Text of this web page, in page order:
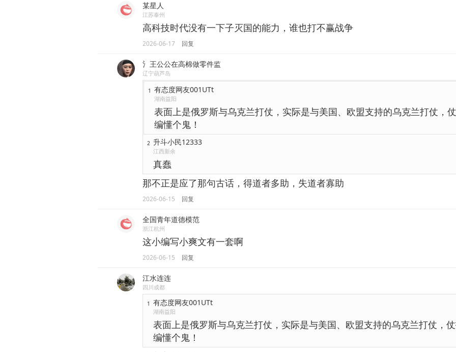
某星人
江苏泰州
高科技时代没有一下子灭国的能力，谁也打不赢战争
2026-06-17 回复
氵王公公在高棉做零件监
辽宁葫芦岛
1 有态度网友001UTt
湖南益阳
表面上是俄罗斯与乌克兰打仗，实际是与美国、欧盟支持的乌克兰打仗，
编懂个鬼！
2 升斗小民12333
江西新余
真蠢
那不正是应了那句古话，得道者多助，失道者寡助
2026-06-15 回复
全国青年道德模范
浙江杭州
这小编写小爽文有一套啊
2026-06-15 回复
江水连连
四川成都
1 有态度网友001UTt
湖南益阳
表面上是俄罗斯与乌克兰打仗，实际是与美国、欧盟支持的乌克兰打仗，
编懂个鬼！